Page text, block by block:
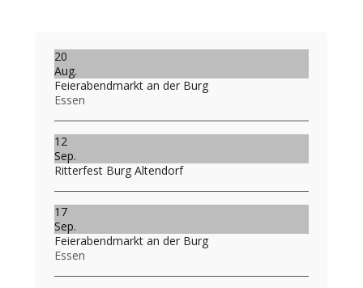
20
Aug.
Feierabendmarkt an der Burg
Essen
12
Sep.
Ritterfest Burg Altendorf
17
Sep.
Feierabendmarkt an der Burg
Essen